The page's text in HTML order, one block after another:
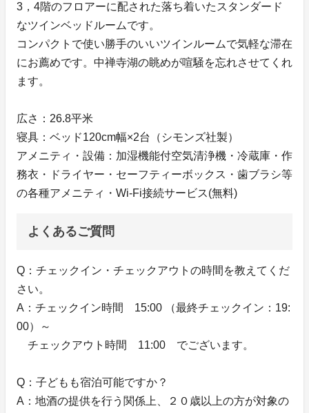
3，4階のフロアーに配された落ち着いたスタンダード
なツインベッドルームです。
コンパクトで使い勝手のいいツインルームで気軽な滞在
にお薦めです。中禅寺湖の眺めが喧騒を忘れさせてくれ
ます。
広さ：26.8平米
寝具：ベッド120cm幅×2台（シモンズ社製）
アメニティ・設備：加湿機能付空気清浄機・冷蔵庫・作
務衣・ドライヤー・セーフティーボックス・歯ブラシ等
の各種アメニティ・Wi-Fi接続サービス(無料)
よくあるご質問
Q：チェックイン・チェックアウトの時間を教えてくだ
さい。
A：チェックイン時間 15:00 （最終チェックイン：19:
00）～
チェックアウト時間 11:00 でございます。
Q：子どもも宿泊可能ですか？
A：地酒の提供を行う関係上、２０歳以上の方が対象の